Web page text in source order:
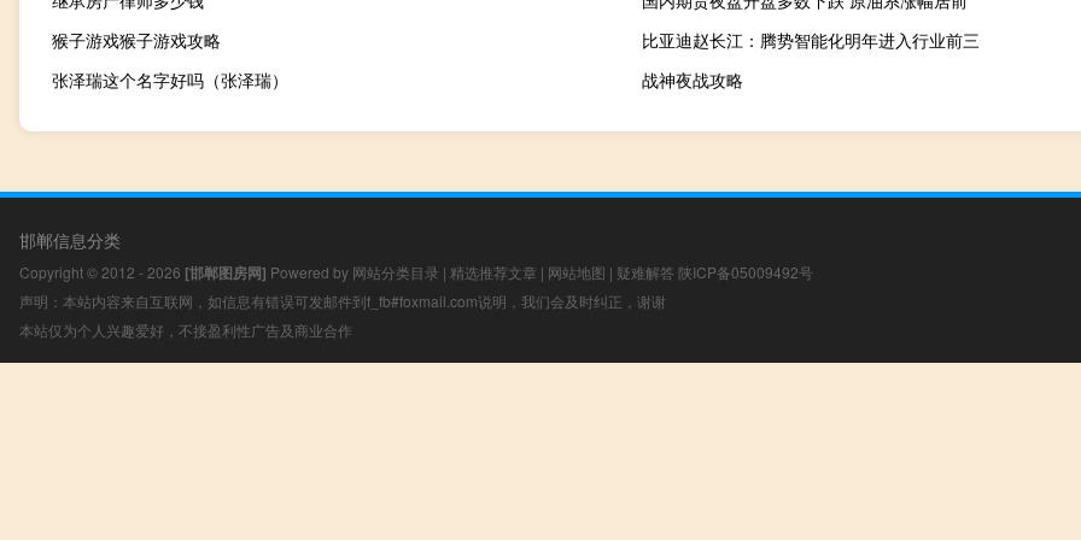
猴子游戏猴子游戏攻略
比亚迪赵长江：腾势智能化明年进入行业前三
张泽瑞这个名字好吗（张泽瑞）
战神夜战攻略
邯郸信息分类
Copyright © 2012 - 2026 [邯郸图房网] Powered by 网站分类目录 | 精选推荐文章 | 网站地图 | 疑难解答 陕ICP备05009492号
声明：本站内容来自互联网，如信息有错误可发邮件到f_fb#foxmail.com说明，我们会及时纠正，谢谢
本站仅为个人兴趣爱好，不接盈利性广告及商业合作